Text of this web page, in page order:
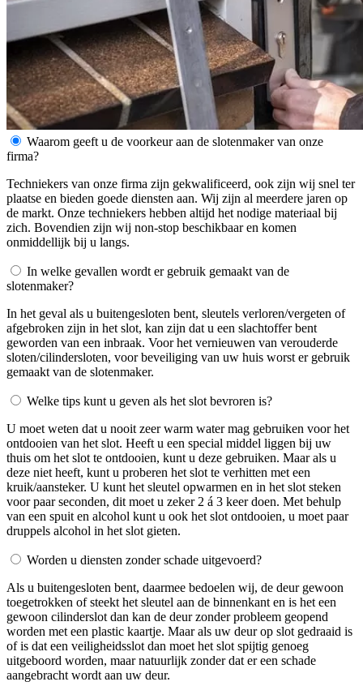
Waarom geeft u de voorkeur aan de slotenmaker van onze
firma?
Techniekers van onze firma zijn gekwalificeerd, ook zijn wij snel ter
plaatse en bieden goede diensten aan. Wij zijn al meerdere jaren op
de markt. Onze techniekers hebben altijd het nodige materiaal bij
zich. Bovendien zijn wij non-stop beschikbaar en komen
onmiddellijk bij u langs.
In welke gevallen wordt er gebruik gemaakt van de
slotenmaker?
In het geval als u buitengesloten bent, sleutels verloren/vergeten of
afgebroken zijn in het slot, kan zijn dat u een slachtoffer bent
geworden van een inbraak. Voor het vernieuwen van verouderde
sloten/cilindersloten, voor beveiliging van uw huis worst er gebruik
gemaakt van de slotenmaker.
Welke tips kunt u geven als het slot bevroren is?
U moet weten dat u nooit zeer warm water mag gebruiken voor het
ontdooien van het slot. Heeft u een special middel liggen bij uw
thuis om het slot te ontdooien, kunt u deze gebruiken. Maar als u
deze niet heeft, kunt u proberen het slot te verhitten met een
kruik/aansteker. U kunt het sleutel opwarmen en in het slot steken
voor paar seconden, dit moet u zeker 2 á 3 keer doen. Met behulp
van een spuit en alcohol kunt u ook het slot ontdooien, u moet paar
druppels alcohol in het slot gieten.
Worden u diensten zonder schade uitgevoerd?
Als u buitengesloten bent, daarmee bedoelen wij, de deur gewoon
toegetrokken of steekt het sleutel aan de binnenkant en is het een
gewoon cilinderslot dan kan de deur zonder probleem geopend
worden met een plastic kaartje. Maar als uw deur op slot gedraaid is
of is dat een veiligheidsslot dan moet het slot spijtig genoeg
uitgeboord worden, maar natuurlijk zonder dat er een schade
aangebracht wordt aan uw deur.